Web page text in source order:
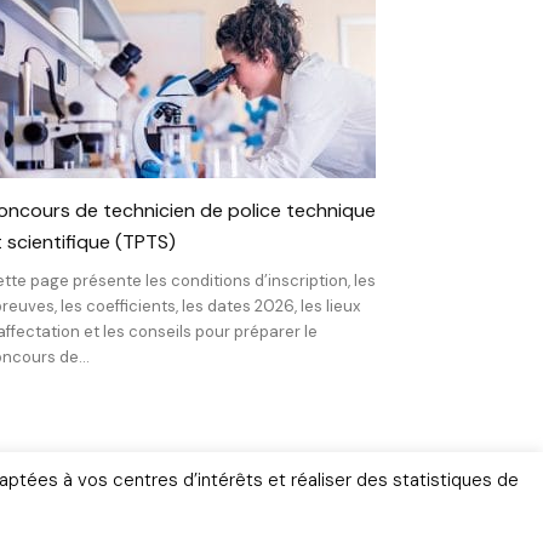
de technicien de police technique
scientifique (TPTS)
page présente les conditions d’inscription, les
les coefficients, les dates 2026, les lieux
et les conseils pour préparer le
de...
2011 – Tous droits réservés
à vos centres d’intérêts et réaliser des statistiques de